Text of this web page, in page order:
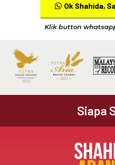
Ok Shahida,
Klik button
Siapa